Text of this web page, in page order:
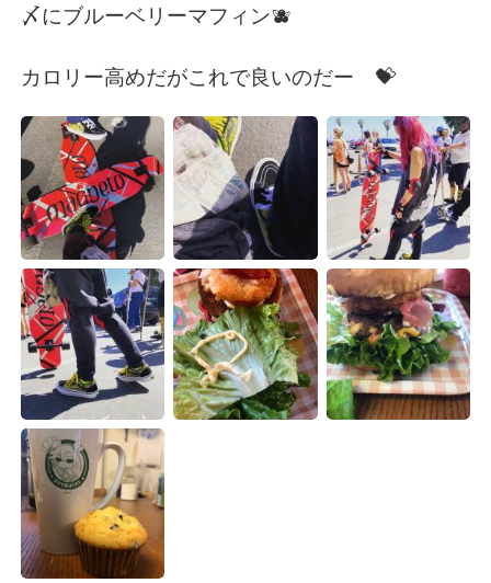
〆にブルーベリーマフィン🫐
カロリー高めだがこれで良いのだー 💝